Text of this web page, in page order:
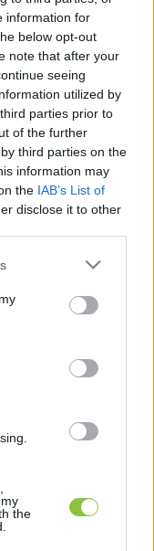
information for
below opt-out
note that after your
seeing
utilized by
parties prior to
of the further
third parties on the
information may
the IAB’s List of
disclose it to other
or more Google
You may click to
party tags to
in below Google
the
illeti,
vitába
pedig Orbán
közepi
Nagy felhozta
egész
az elektromos
is éreztette
amire a
a piaci
a későbbiekben